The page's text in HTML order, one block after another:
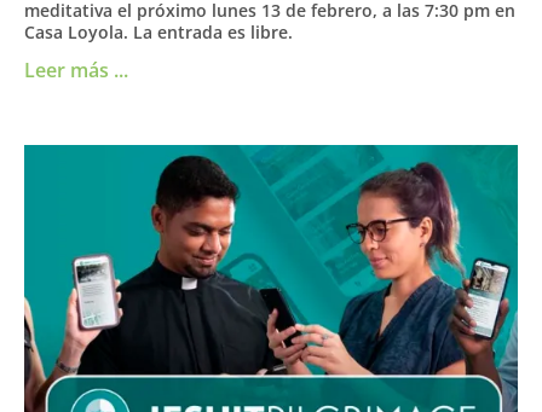
meditativa el próximo lunes 13 de febrero, a las 7:30 pm en
Casa Loyola. La entrada es libre.
Leer más ...